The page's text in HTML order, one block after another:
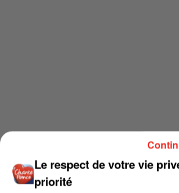
Le respect de votre vie
priorité